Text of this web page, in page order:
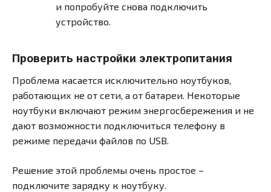
и попробуйте снова подключить
устройство.
Проверить настройки электропитания
Проблема касается исключительно ноутбуков,
работающих не от сети, а от батареи. Некоторые
ноутбуки включают режим энергосбережения и не
дают возможности подключиться телефону в
режиме передачи файлов по USB.
Решение этой проблемы очень простое –
подключите зарядку к ноутбуку.